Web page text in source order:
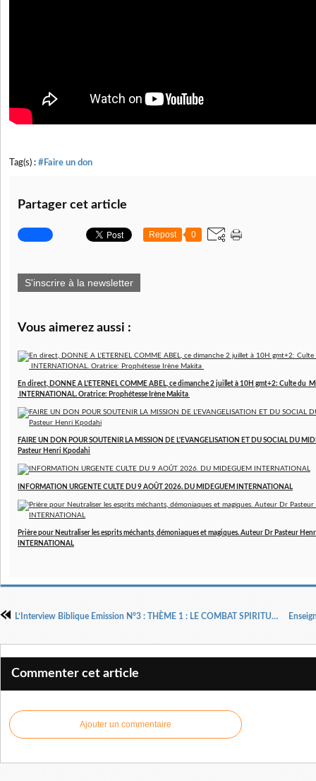
Tag(s) : #Faire un don
Partager cet article
Repost 0
S'inscrire à la newsletter
Vous aimerez aussi :
En direct, DONNE A L'ETERNEL COMME ABEL, ce dimanche 2 juillet à 10H gmt+2: Culte du
INTERNATIONAL. Oratrice: Prophétesse Irène Makita
FAIRE UN DON POUR SOUTENIR LA MISSION DE L'EVANGELISATION ET DU SOCIAL DU
Pasteur Henri Kpodahi
INFORMATION URGENTE CULTE DU 9 AOÛT 2026. DU MIDEGUEM INTERNATIONAL
Prière pour Neutraliser les esprits méchants, démoniaques et magiques. Auteur Dr Pasteur
INTERNATIONAL
L’Interview Biblique Emission N°3 : THÈME 1 : LE COMBAT SPIRITUEL par Dr Pasteur Henri KPODAHI
Commenter cet article
Ajouter un commentaire